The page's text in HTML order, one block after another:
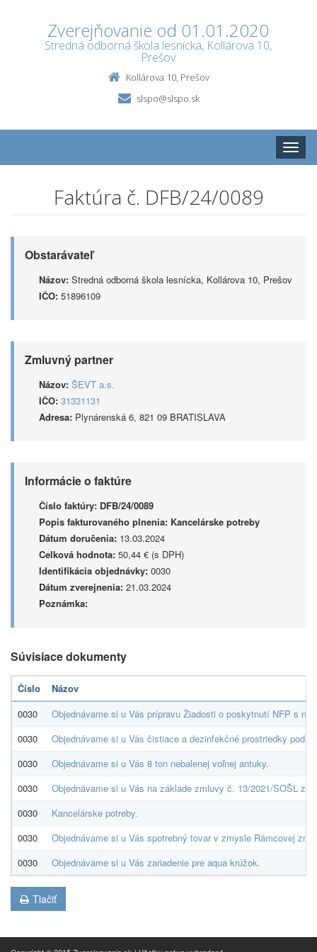
Zverejňovanie od 01.01.2020
Stredná odborná škola lesnícka, Kollárova 10,
Prešov
Kollárova 10, Prešov
slspo@slspo.sk
Toggle
Faktúra č. DFB/24/0089
Obstarávateľ
Názov: Stredná odborná škola lesnícka, Kollárova 10, Prešov
IČO: 51896109
Zmluvný partner
Názov: ŠEVT a.s.
IČO: 31331131
Adresa: Plynárenská 6, 821 09 BRATISLAVA
Informácie o faktúre
Číslo faktúry: DFB/24/0089
Popis fakturovaného plnenia: Kancelárske potreby
Dátum doručenia: 13.03.2024
Celková hodnota: 50,44 € (s DPH)
Identifikácia objednávky: 0030
Dátum zverejnenia: 21.03.2024
Poznámka:
Súvisiace dokumenty
Číslo
Názov
0030
Objednávame si u Vás prípravu Žiadosti o poskytnutí NFP s
0030
Objednávame si u Vás čistiace a dezinfekčné prostriedky podľa
0030
Objednávame si u Vás 8 ton nebalenej voľnej antuky.
0030
Objednávame si u Vás na základe zmluvy č. 13/2021/SOŠL
0030
Kancelárske potreby.
0030
Objednávame si u Vás spotrebný tovar v zmysle Rámcovej
0030
Objednávame si u Vás zariadenie pre aqua krúžok.
Tlačiť